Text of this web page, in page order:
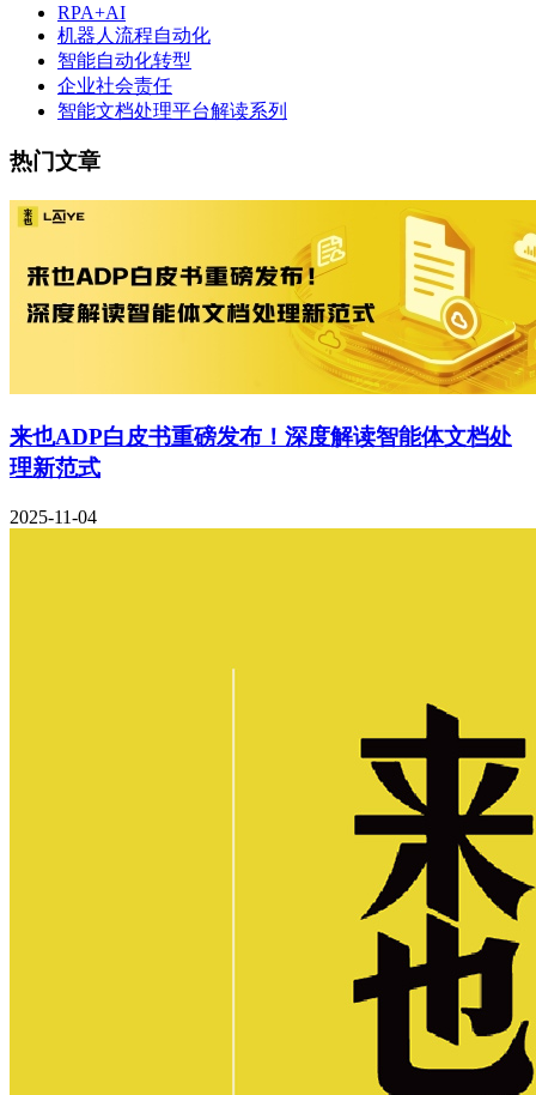
RPA+AI
机器人流程自动化
智能自动化转型
企业社会责任
智能文档处理平台解读系列
热门文章
来也ADP白皮书重磅发布！深度解读智能体文档处
理新范式
2025-11-04